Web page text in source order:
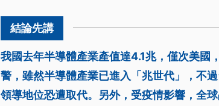
我國去年半導體產業產值達4.1兆，僅次美國
警，雖然半導體產業已進入「兆世代」，不
領導地位恐遭取代。另外，受疫情影響，全